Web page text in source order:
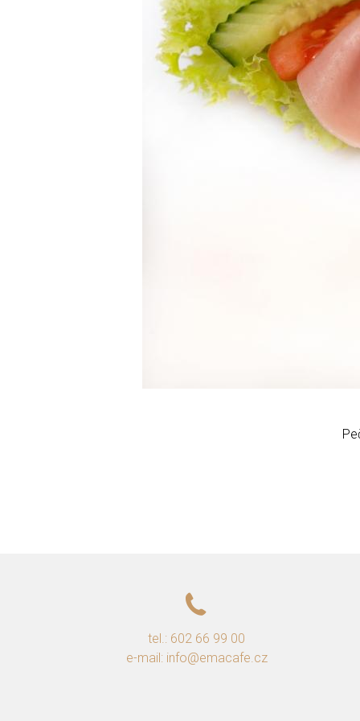
tel.: 602 66 99 00
e-mail: info@emacafe.cz